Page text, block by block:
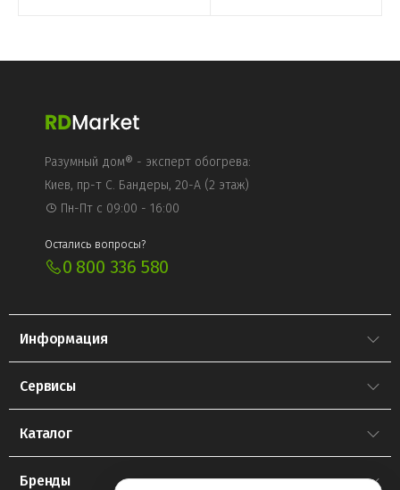
Разумный дом® - эксперт обогрева:
Киев, пр-т С. Бандеры, 20-А (2 этаж)
Пн-Пт с 09:00 - 16:00
Остались вопросы?
0 800 336 580
Информация
Сервисы
Каталог
Бренды